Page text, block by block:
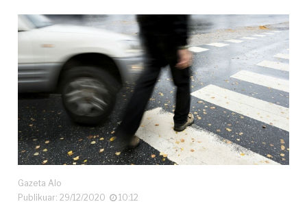
Gazeta Alo
Publikuar: 29/12/2020
10:12